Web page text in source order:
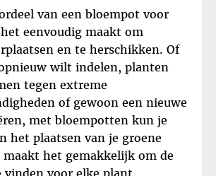
van een bloempot voor
eenvoudig maakt om
en te herschikken. Of
wilt indelen, planten
tegen extreme
of gewoon een nieuwe
met bloempotten kun je
het plaatsen van je groene
het gemakkelijk om de
vinden voor elke plant,